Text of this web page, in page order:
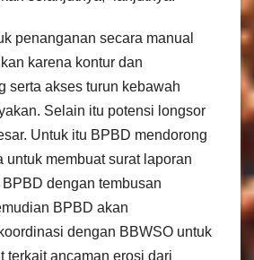
penanganan secara manual
karena kontur dan
serta akses turun kebawah
Selain itu potensi longsor
Untuk itu BPBD mendorong
untuk membuat surat laporan
dengan tembusan
BPBD akan
dengan BBWSO untuk
terkait ancaman erosi dari